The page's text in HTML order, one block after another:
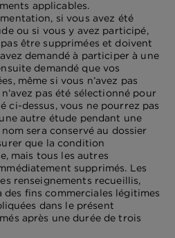
applicables.
si vous avez été
ou si vous y avez participé,
être supprimées et doivent
demandé à participer à une
demandé que vos
même si vous n’avez pas
pas été sélectionné pour
ci-dessus, vous ne pourrez pas
autre étude pendant une
sera conservé au dossier
que la condition
mais tous les autres
supprimés. Les
renseignements recueillis,
des fins commerciales légitimes
dans le présent
après une durée de trois